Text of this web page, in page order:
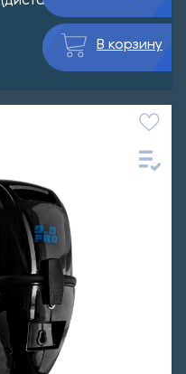
В корзину